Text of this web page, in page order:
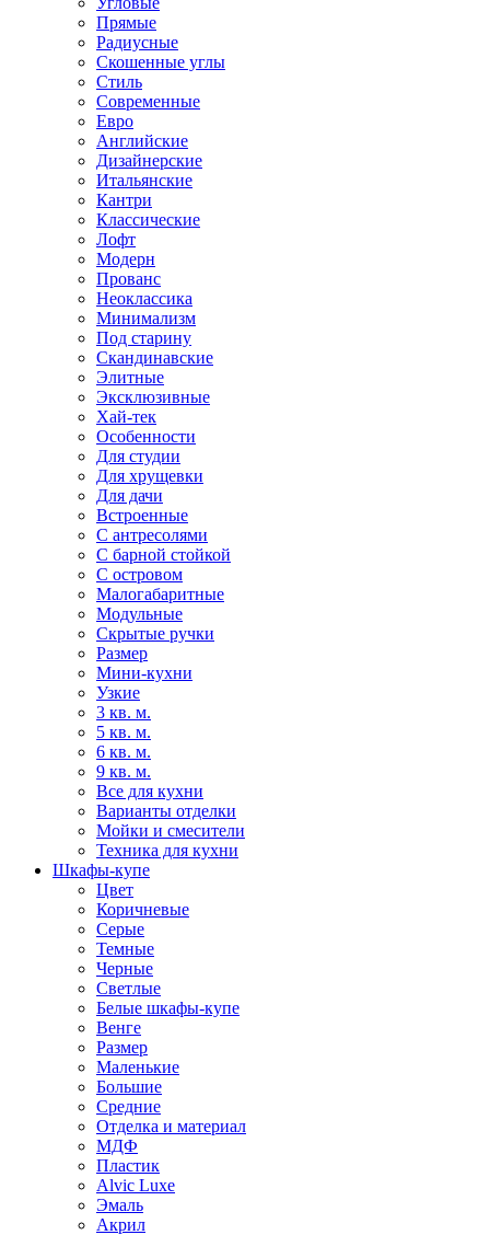
Прямые
Радиусные
Скошенные углы
Стиль
Современные
Евро
Английские
Дизайнерские
Итальянские
Кантри
Классические
Лофт
Модерн
Прованс
Неоклассика
Минимализм
Под старину
Скандинавские
Элитные
Эксклюзивные
Хай-тек
Особенности
Для студии
Для хрущевки
Для дачи
Встроенные
С антресолями
С барной стойкой
С островом
Малогабаритные
Модульные
Скрытые ручки
Размер
Мини-кухни
Узкие
3 кв. м.
5 кв. м.
6 кв. м.
9 кв. м.
Все для кухни
Варианты отделки
Мойки и смесители
Техника для кухни
Шкафы-купе
Цвет
Коричневые
Серые
Темные
Черные
Светлые
Белые шкафы-купе
Венге
Размер
Маленькие
Большие
Средние
Отделка и материал
МДФ
Пластик
Alvic Luxe
Эмаль
Акрил